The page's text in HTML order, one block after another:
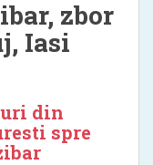
zbor
Iasi
din
spre